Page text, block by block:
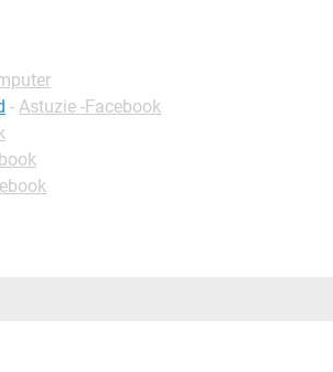
- Astuzie -Facebook